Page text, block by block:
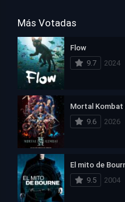
Más Votadas
Flow
9.7
2024
Mortal Kombat
9.6
2026
El mito de
9.5
2004